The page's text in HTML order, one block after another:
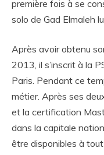
première fois à se
solo de Gad Elmaleh
Après avoir obtenu
2013, il s’inscrit à la
Paris. Pendant ce
métier. Après ses
et la certification
dans la capitale
être disponibles à